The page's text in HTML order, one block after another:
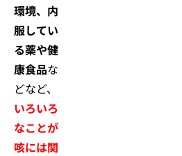
環境、内
服してい
る薬や健
康食品な
どなど、
いろいろ
なことが
咳には関